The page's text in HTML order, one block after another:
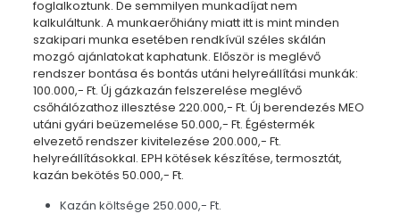
foglalkoztunk. De semmilyen munkadíjat nem
kalkuláltunk. A munkaerőhiány miatt itt is mint minden
szakipari munka esetében rendkívül széles skálán
mozgó ajánlatokat kaphatunk. Először is meglévő
rendszer bontása és bontás utáni helyreállítási munkák:
100.000,- Ft. Új gázkazán felszerelése meglévő
csőhálózathoz illesztése 220.000,- Ft. Új berendezés MEO
utáni gyári beüzemelése 50.000,- Ft. Égéstermék
elvezető rendszer kivitelezése 200.000,- Ft.
helyreállításokkal. EPH kötések készítése, termosztát,
kazán bekötés 50.000,- Ft.
Kazán költsége 250.000,- Ft.